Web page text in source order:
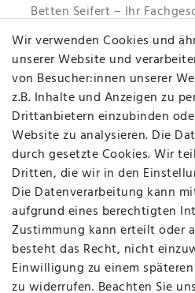
Betten Seifert – Ihr
Matratzen, Bettwaren &
möchten richtig gut
qualitativ hochwertige
Fachberatung für
Bettwaren? Dann sind Sie
Ob online oder vor Ort im
Ibbenbüren - wir beraten
Mehr erfahren
Wir verwenden Cookies und
unserer Website und
von Besucher:innen unserer
z.B. Inhalte und Anzeigen zu
Drittanbietern einzubinden
Website zu analysieren. Die
durch gesetzte Cookies. Wir
Dritten, die wir in den
Die Datenverarbeitung kann
aufgrund eines berechtigten
Zustimmung kann erteilt oder
besteht das Recht, nicht
Einwilligung zu einem
zu widerrufen. Beachten Sie
plentymarkets Template